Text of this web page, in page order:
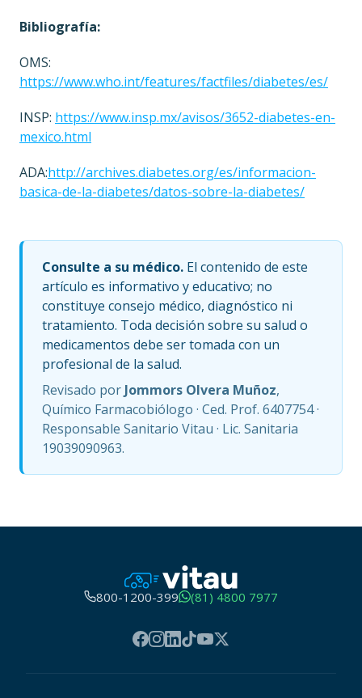
Bibliografía:
OMS:
https://www.who.int/features/factfiles/diabetes/es/
INSP: https://www.insp.mx/avisos/3652-diabetes-en-
mexico.html
ADA:http://archives.diabetes.org/es/informacion-
basica-de-la-diabetes/datos-sobre-la-diabetes/
Consulte a su médico. El contenido de este
artículo es informativo y educativo; no
constituye consejo médico, diagnóstico ni
tratamiento. Toda decisión sobre su salud o
medicamentos debe ser tomada con un
profesional de la salud.
Revisado por Jommors Olvera Muñoz,
Químico Farmacobiólogo · Ced. Prof. 6407754 ·
Responsable Sanitario Vitau · Lic. Sanitaria
19039090963.
800-1200-399 (81) 4800 7977